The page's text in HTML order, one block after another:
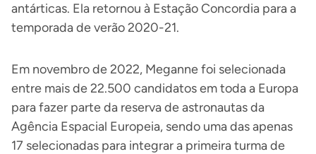
antárticas. Ela retornou à Estação Concordia para a
temporada de verão 2020-21.
Em novembro de 2022, Meganne foi selecionada
entre mais de 22.500 candidatos em toda a Europa
para fazer parte da reserva de astronautas da
Agência Espacial Europeia, sendo uma das apenas
17 selecionadas para integrar a primeira turma de